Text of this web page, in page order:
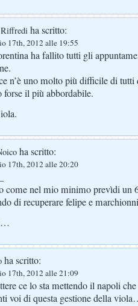
ha scritto:
17th, 2012 alle 19:55
ha fallito tutti gli
n’è uno molto più difficile di tutti
forse il più abbordabile.
ha scritto:
17th, 2012 alle 20:20
come nel mio minimo prevìdi un
di recuperare felipe e
ha scritto:
17th, 2012 alle 21:09
ce lo sta mettendo il napoli
voi di questa gestione della